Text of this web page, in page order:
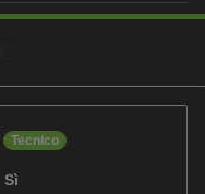
Tecnico
Sì